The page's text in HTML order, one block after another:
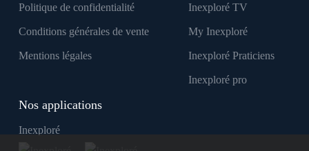
Politique de confidentialité
Conditions générales de vente
Mentions légales
Inexploré TV
My Inexploré
Inexploré Praticiens
Inexploré pro
Nos applications
Inexploré